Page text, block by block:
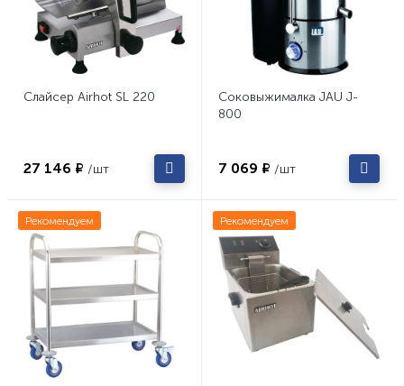
Слайсер Airhot SL 220
27 146 ₽ /шт
Соковыжималка JAU J-
800
7 069 ₽ /шт
Рекомендуем Рекомендуем